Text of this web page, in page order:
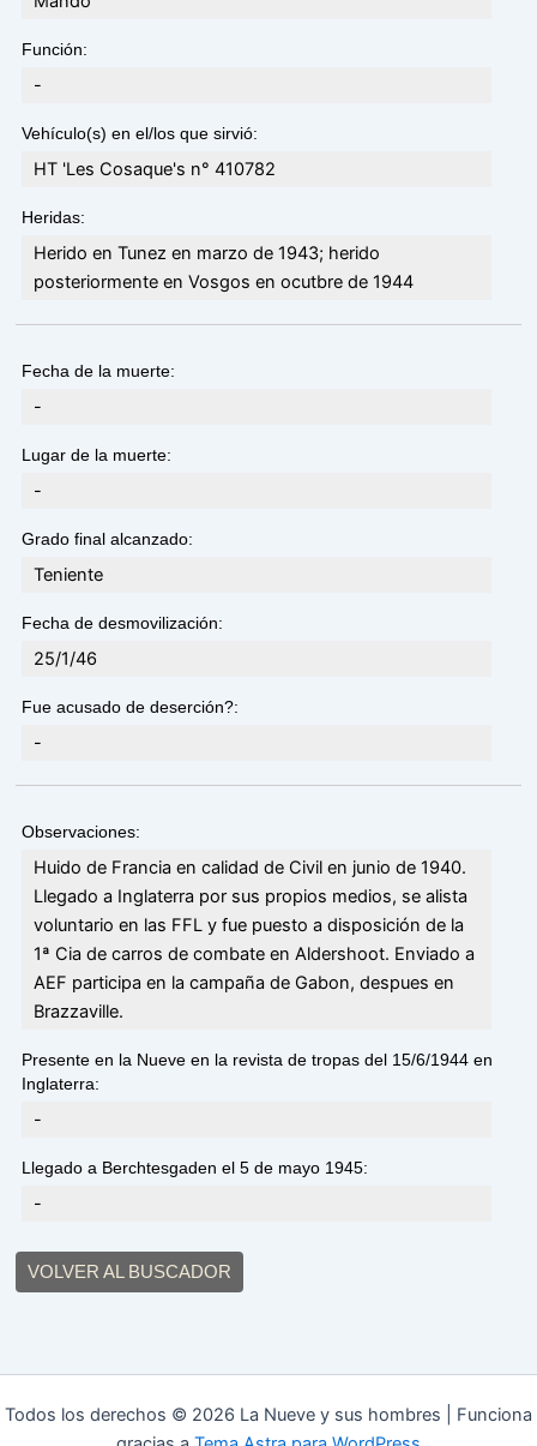
Función:
-
Vehículo(s) en el/los que sirvió:
HT 'Les Cosaque's n° 410782
Heridas:
Herido en Tunez en marzo de 1943; herido
posteriormente en Vosgos en ocutbre de 1944
Fecha de la muerte:
-
Lugar de la muerte:
-
Grado final alcanzado:
Teniente
Fecha de desmovilización:
25/1/46
Fue acusado de deserción?:
-
Observaciones:
Huido de Francia en calidad de Civil en junio de 1940.
Llegado a Inglaterra por sus propios medios, se alista
voluntario en las FFL y fue puesto a disposición de la
1ª Cia de carros de combate en Aldershoot. Enviado a
AEF participa en la campaña de Gabon, despues en
Brazzaville.
Presente en la Nueve en la revista de tropas del 15/6/1944 en
Inglaterra:
-
Llegado a Berchtesgaden el 5 de mayo 1945:
-
VOLVER AL BUSCADOR
Todos los derechos © 2026 La Nueve y sus hombres | Funciona